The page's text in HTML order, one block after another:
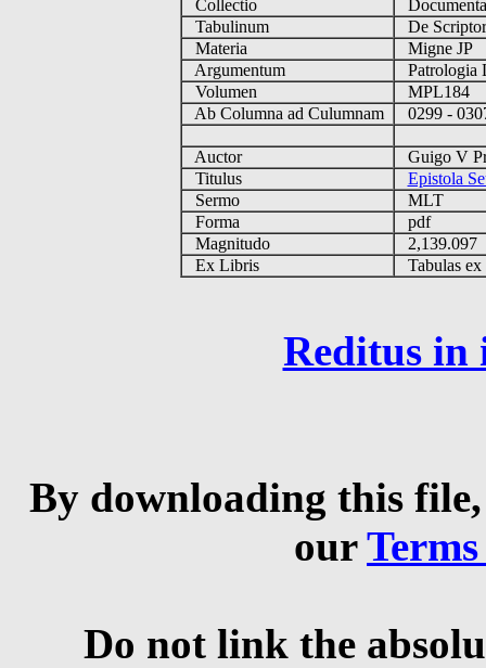
Collectio
Tabulinum
De
Materia
Migne JP
Argumentum
Patrologia
Volumen
MPL184
Ab Columna ad Culumnam
0299 -
Auctor
Guigo V
Titulus
Epistola
Sermo
MLT
Forma
pdf
Magnitudo
Ex Libris
Tabulas
Reditus in
By downloading this
our
Do not link the